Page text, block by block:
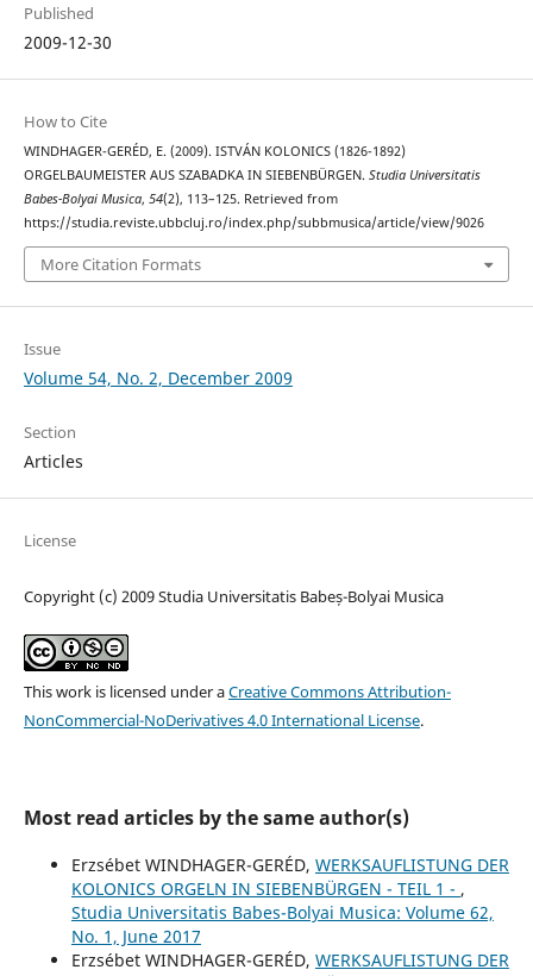
Published
2009-12-30
How to Cite
WINDHAGER-GERÉD, E. (2009). ISTVÁN KOLONICS (1826-1892)
ORGELBAUMEISTER AUS SZABADKA IN SIEBENBÜRGEN. Studia Universitatis
Babes-Bolyai Musica, 54(2), 113–125. Retrieved from
https://studia.reviste.ubbcluj.ro/index.php/subbmusica/article/view/9026
More Citation Formats
Issue
Volume 54, No. 2, December 2009
Section
Articles
License
Copyright (c) 2009 Studia Universitatis Babeș-Bolyai Musica
This work is licensed under aCreative Commons Attribution-
NonCommercial-NoDerivatives 4.0 International License.
Most read articles by the same author(s)
Erzsébet WINDHAGER-GERÉD, WERKSAUFLISTUNG DER
KOLONICS ORGELN IN SIEBENBÜRGEN - TEIL 1 - ,
Studia Universitatis Babes-Bolyai Musica: Volume 62,
No. 1, June 2017
Erzsébet WINDHAGER-GERÉD, WERKSAUFLISTUNG DER